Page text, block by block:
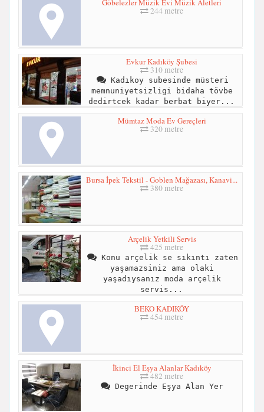
Göbelezler Müzik Evi Müzik Aletleri
244 metre
Evkur Kadıköy Şubesi
310 metre
Kadıkoy subesinde müsteri
memnuniyetsizligi bidaha tövbe
dedirtcek kadar berbat biyer...
Mümtaz Moda Ev Gereçleri
320 metre
Bursa İpek Tekstil - Goblen Mağazası, Kanavi...
380 metre
Arçelik Yetkili Servis
425 metre
Konu arçelik se sıkıntı zaten
yaşamazsiniz ama olaki
yaşadıysanız moda arçelik
servis...
BEKO KADIKÖY
454 metre
İkinci El Eşya Alanlar Kadıköy
482 metre
Degerinde Eşya Alan Yer